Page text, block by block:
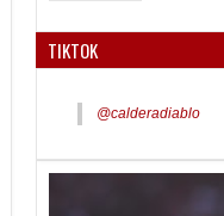
TIKTOK
@calderadiablo